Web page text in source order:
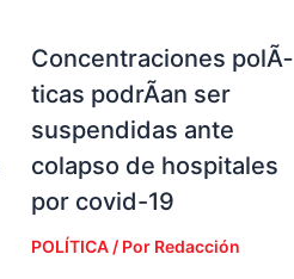
Concentraciones polÃ­
ticas podrÃ­an ser
suspendidas ante
colapso de hospitales
por covid-19
POLÍTICA/ Por Redacción